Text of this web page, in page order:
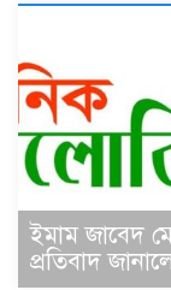
ইমাম জাবেদ
প্রতিবাদ